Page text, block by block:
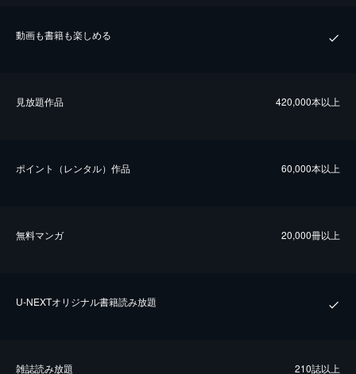
動画も書籍も楽しめる
⾒放題作品 420,000本以上
ポイント（レンタル）作品 60,000本以上
無料マンガ 20,000冊以上
U-NEXTオリジナル書籍読み放題
雑誌読み放題 210誌以上